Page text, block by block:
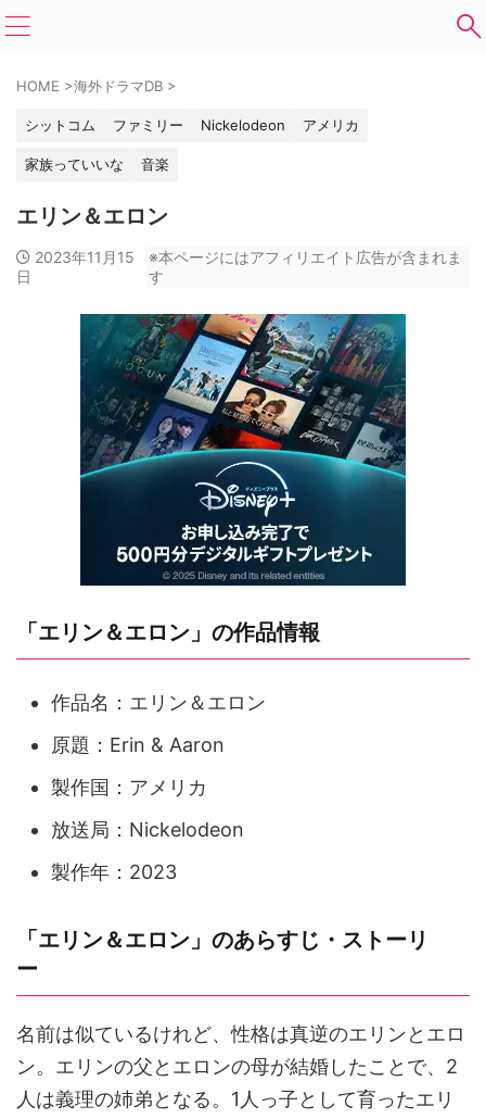
HOME >海外ドラマDB >
シットコム ファミリー Nickelodeon アメリカ
家族っていいな 音楽
エリン＆エロン
2023年11月15
日
※本ページにはアフィリエイト広告が含まれま
す
「エリン＆エロン」の作品情報
作品名：エリン＆エロン
原題：Erin & Aaron
製作国：アメリカ
放送局：Nickelodeon
製作年：2023
「エリン＆エロン」のあらすじ・ストーリ
ー
名前は似ているけれど、性格は真逆のエリンとエロ
ン。エリンの父とエロンの母が結婚したことで、2
人は義理の姉弟となる。1人っ子として育ったエリ